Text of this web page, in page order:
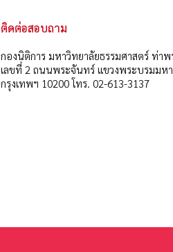
ติดต่อสอบถาม
กองนิติการ มหาวิทยาลัยธรรมศาสตร์ ท่า
เลขที่ 2 ถนนพระจันทร์ แขวงพระบรมมห
กรุงเทพฯ 10200 โทร. 02-613-3137